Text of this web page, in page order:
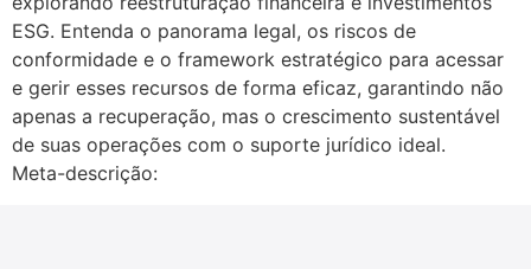
ESG. Entenda o panorama legal, os riscos de
conformidade e o framework estratégico para acessar
e gerir esses recursos de forma eficaz, garantindo não
apenas a recuperação, mas o crescimento sustentável
de suas operações com o suporte jurídico ideal.
Meta-descrição: